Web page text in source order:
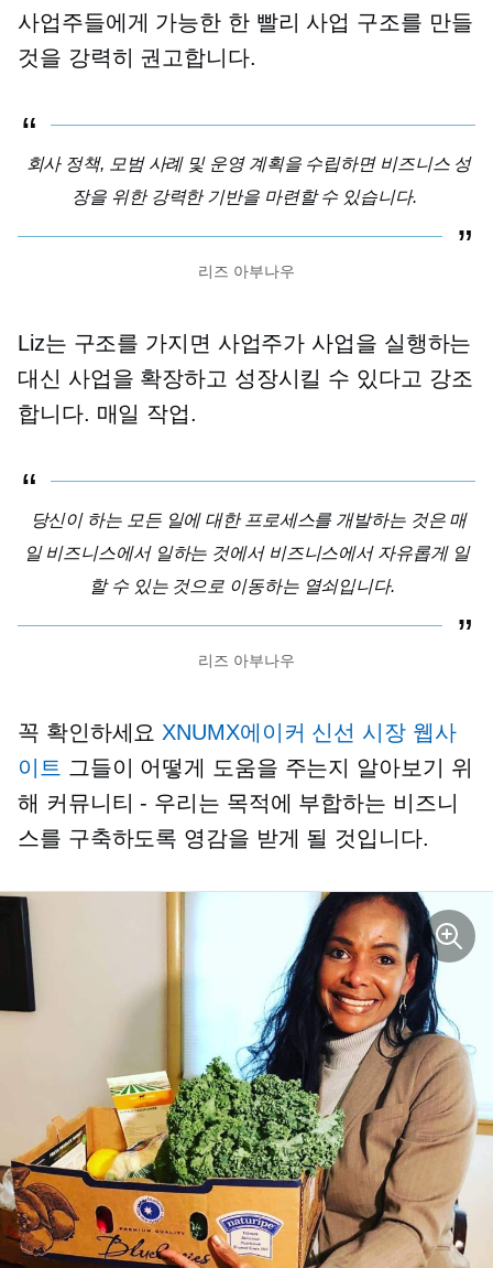
사업주들에게 가능한 한 빨리 사업 구조를 만들
것을 강력히 권고합니다.
회사 정책, 모범 사례 및 운영 계획을 수립하면 비즈니스 성
장을 위한 강력한 기반을 마련할 수 있습니다.
리즈 아부나우
Liz는 구조를 가지면 사업주가 사업을 실행하는
대신 사업을 확장하고 성장시킬 수 있다고 강조
합니다. 매일 작업.
당신이 하는 모든 일에 대한 프로세스를 개발하는 것은 매
일 비즈니스에서 일하는 것에서 비즈니스에서 자유롭게 일
할 수 있는 것으로 이동하는 열쇠입니다.
리즈 아부나우
꼭 확인하세요 XNUMX에이커 신선 시장 웹사
이트 그들이 어떻게 도움을 주는지 알아보기 위
해 커뮤니티 - 우리는 목적에 부합하는 비즈니
스를 구축하도록 영감을 받게 될 것입니다.